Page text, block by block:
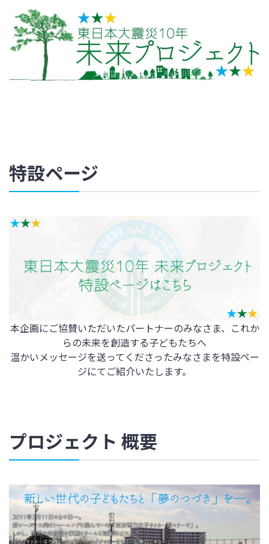
特設ページ
本企画にご協賛いただいたパートナーのみなさま、これか
らの未来を創造する子どもたちへ
温かいメッセージを送ってくださったみなさまを特設ペー
ジにてご紹介いたします。
プロジェクト 概要